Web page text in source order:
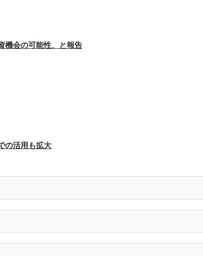
機会の可能性、と報告
の活用も拡大